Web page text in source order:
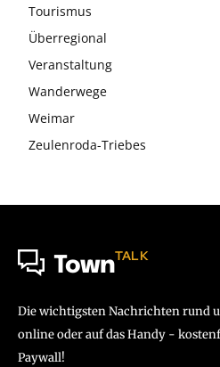
Tourismus
Überregional
Veranstaltung
Wanderwege
Weimar
Zeulenroda-Triebes
TownTALK
Die wichtigsten Nachrichten rund
online oder auf das Handy -
Paywall!